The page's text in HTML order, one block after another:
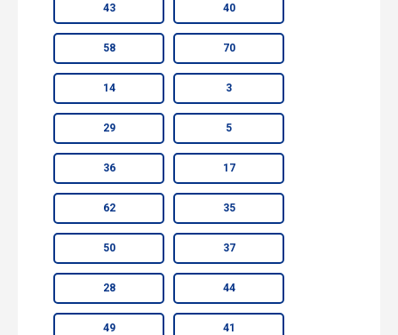
43 40
58 70
14 3
29 5
36 17
62 35
50 37
28 44
49 41